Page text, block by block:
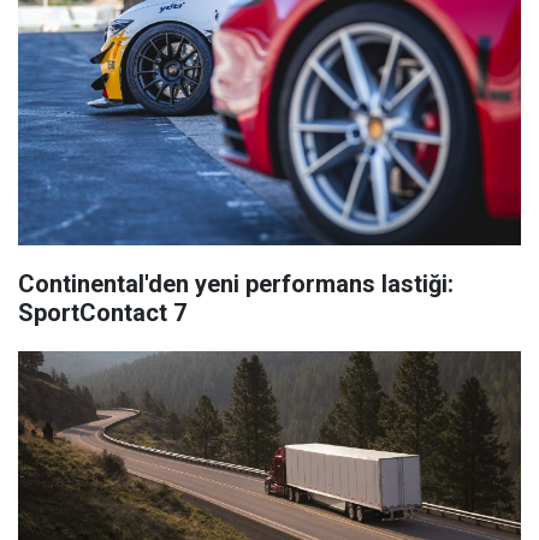
Continental'den yeni performans lastiği:
SportContact 7